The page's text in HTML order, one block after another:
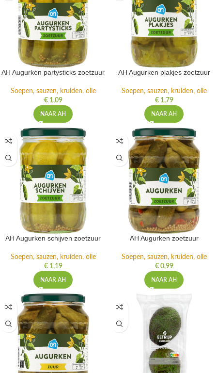
AH Augurken partysticks zoetzuur
Soepen, sauzen, kruiden, olie
€1,09
NAAR AH
AH Augurken plakjes zoetzuur
Soepen, sauzen, kruiden, olie
€1,79
NAAR AH
AH Augurken schijven zoetzuur
Soepen, sauzen, kruiden, olie
€1,19
NAAR AH
AH Augurken zoetzuur
Soepen, sauzen, kruiden, olie
€0,99
NAAR AH